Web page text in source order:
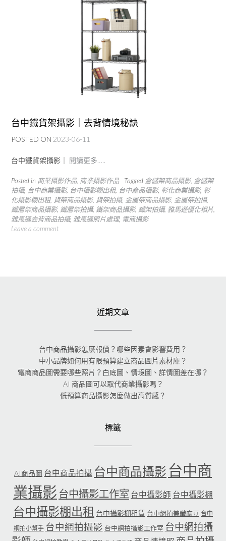
台中鐵貨架攝影｜去背情境秘訣
POSTED ON 2023-06-11
台中鐵貨架攝影｜ 閱讀更多…..
Posted in 商業攝影作品, 商業攝影作品 Tagged 倉儲架商品攝影, 倉儲架
拍攝, 台中商業攝影, 台中攝影棚出租, 台中產品攝影, 彰化商業攝影, 彰
化攝影棚出租, 貨架商品攝影, 貨架拍攝, 金屬架商品攝影, 金屬架拍攝,
鐵層架商品攝影, 鐵層架拍攝, 鐵架商品攝影, 鐵架拍攝, 雅馬遜優化相片,
雅馬遜去背商品拍攝, 雅馬遜照片處理, 電商攝影
Leave a comment
近期文章
台中商品攝影怎麼報價？哪些因素會影響費用？
中小品牌如何用有限預算建立商品圖片素材庫？
電商商品圖需要哪些照片？白底圖、情境圖、詳情圖差在哪？
AI 商品圖可以取代商業攝影嗎？
低預算商品攝影怎麼做出高質感？
標籤
AI商品圖 台中商品拍攝 台中商品攝影 台中商
業攝影 台中攝影工作室 台中攝影師 台中攝影棚
台中攝影棚出租 台中攝影棚租賃 台中網拍兼職麻豆 台中
網拍小幫手 台中網拍攝影 台中網拍攝影工作室 台中網拍攝